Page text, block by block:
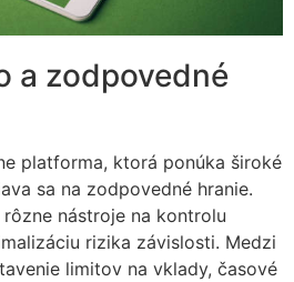
a zodpovedné
platforma, ktorá ponúka široké
sa na zodpovedné hranie.
nástroje na kontrolu
rizika závislosti. Medzi
limitov na vklady, časové